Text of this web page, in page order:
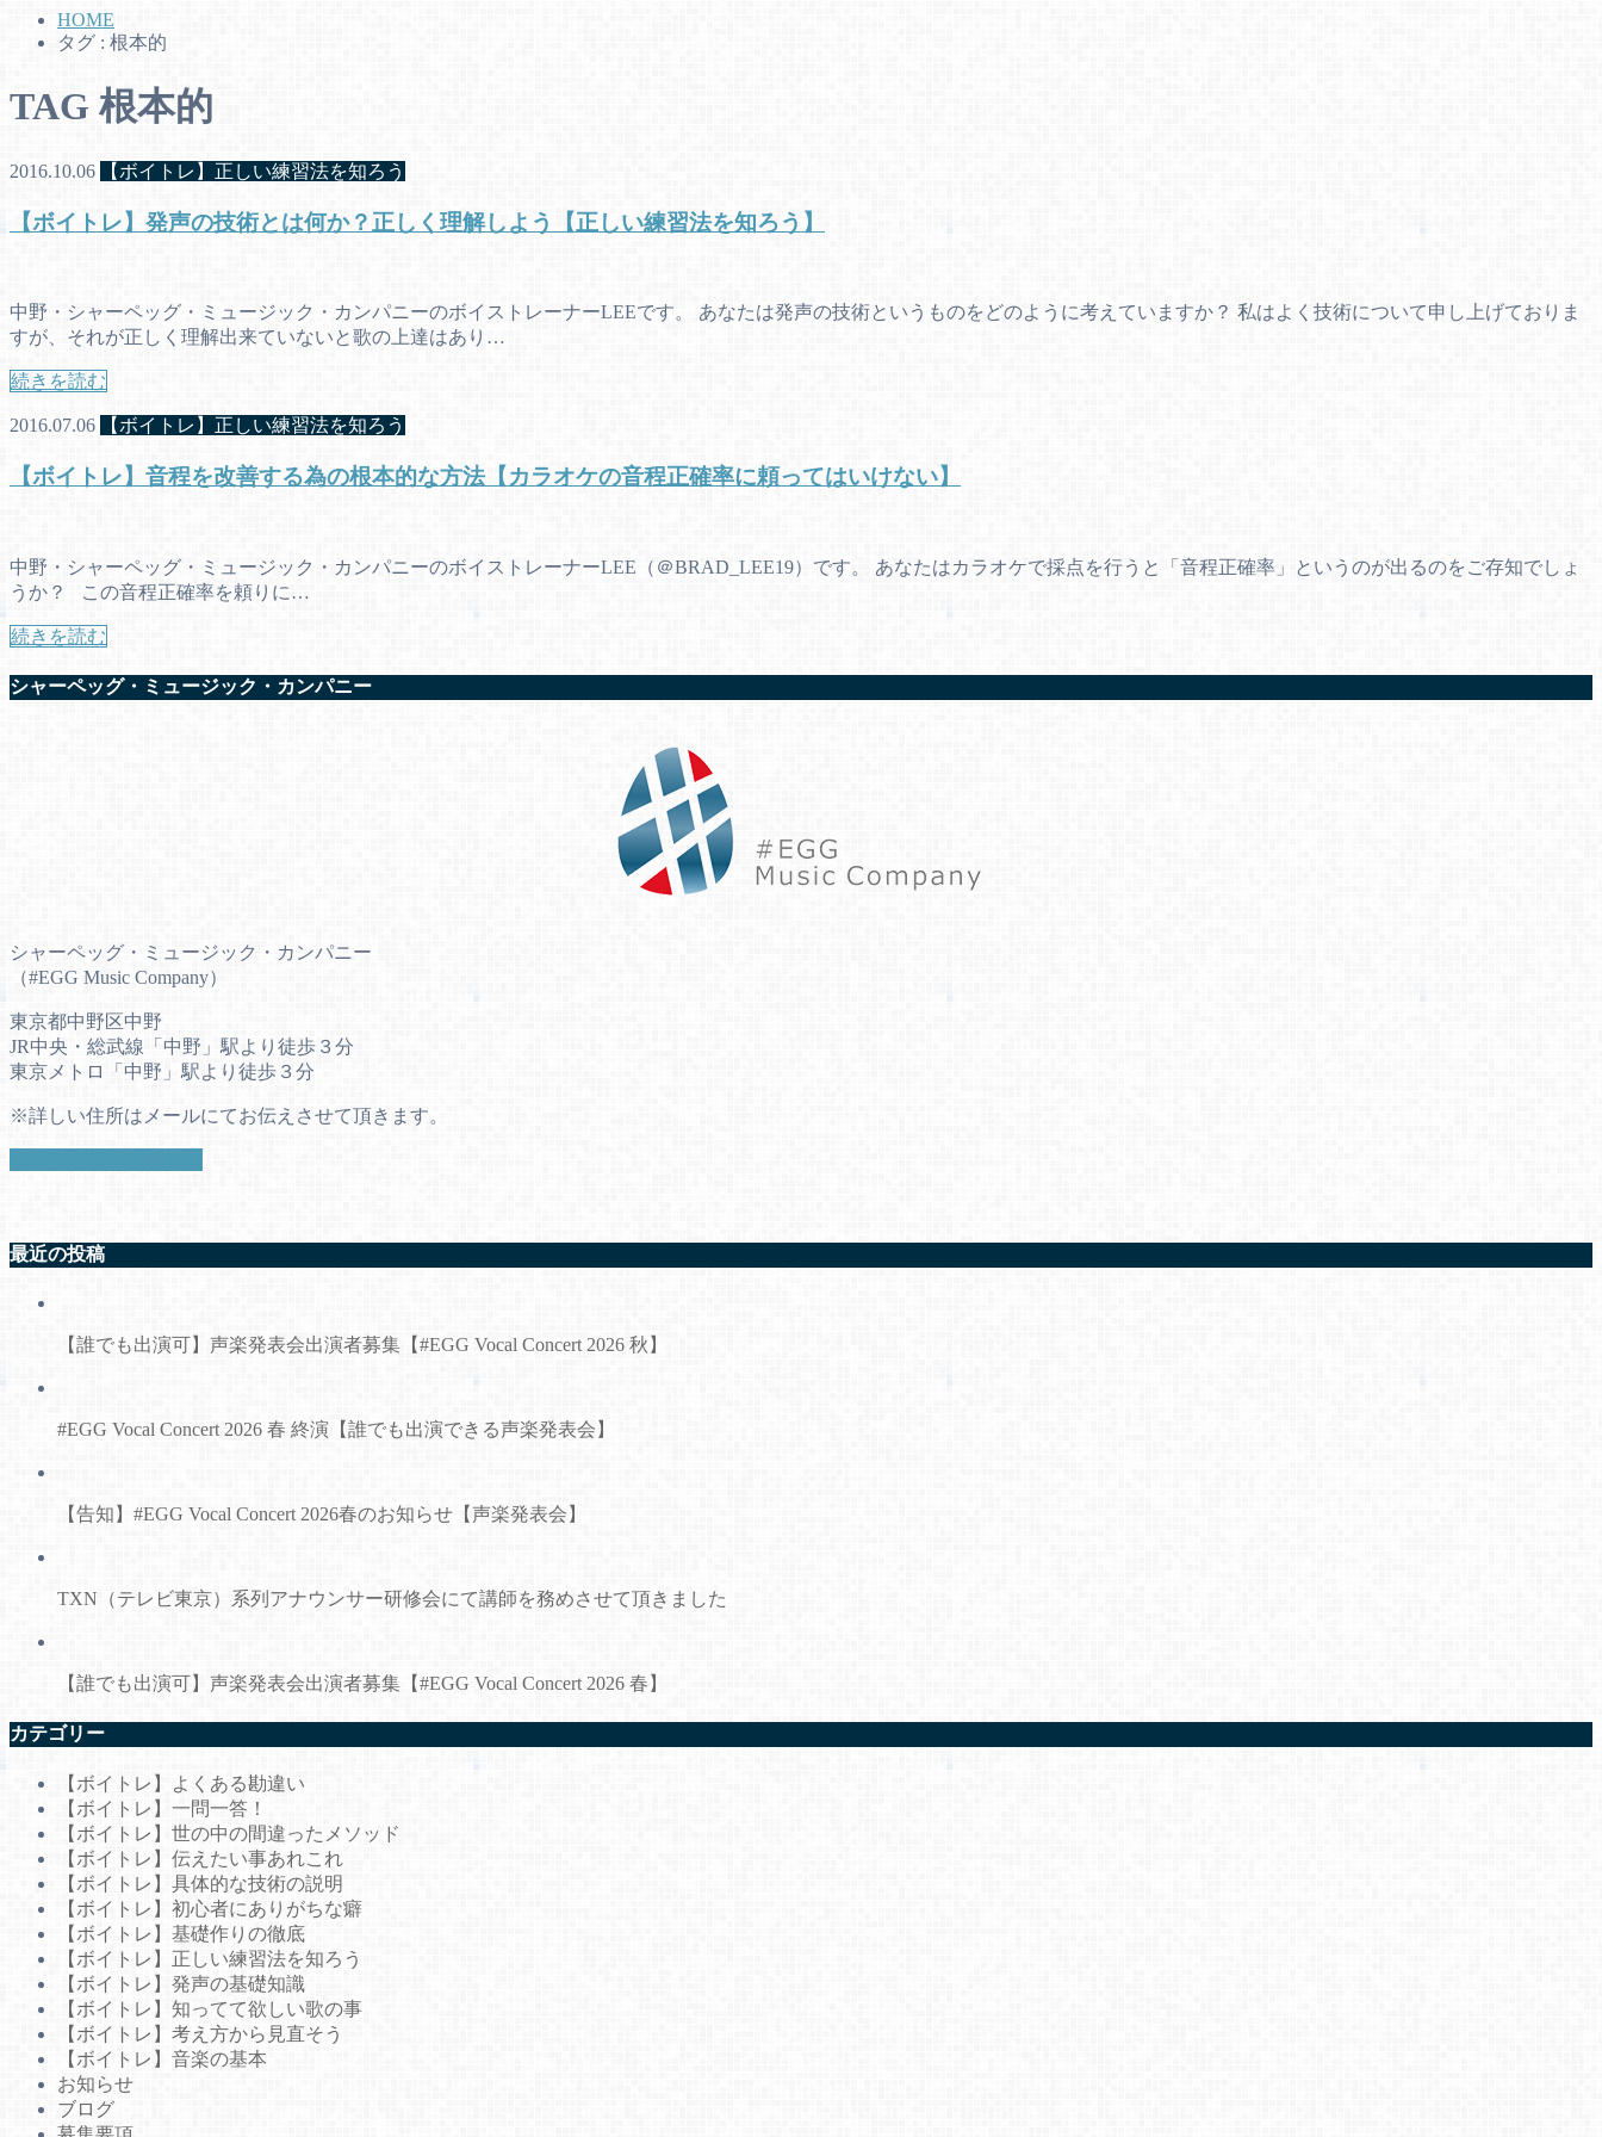
HOME
タグ : 根本的
TAG 根本的
2016.10.06 【ボイトレ】正しい練習法を知ろう
【ボイトレ】発声の技術とは何か？正しく理解しよう【正しい練習法を知ろう】
中野・シャーペッグ・ミュージック・カンパニーのボイストレーナーLEEです。 あなたは発声の技術というものをどのように考えていますか？ 私はよく技術について申し上げておりま
すが、それが正しく理解出来ていないと歌の上達はあり…
続きを読む
2016.07.06 【ボイトレ】正しい練習法を知ろう
【ボイトレ】音程を改善する為の根本的な方法【カラオケの音程正確率に頼ってはいけない】
中野・シャーペッグ・ミュージック・カンパニーのボイストレーナーLEE（＠BRAD_LEE19）です。 あなたはカラオケで採点を行うと「音程正確率」というのが出るのをご存知でしょ
うか？ この音程正確率を頼りに…
続きを読む
シャーペッグ・ミュージック・カンパニー
シャーペッグ・ミュージック・カンパニー
（#EGG Music Company）
東京都中野区中野
JR中央・総武線「中野」駅より徒歩３分
東京メトロ「中野」駅より徒歩３分
※詳しい住所はメールにてお伝えさせて頂きます。
最近の投稿
【誰でも出演可】声楽発表会出演者募集【#EGG Vocal Concert 2026 秋】
#EGG Vocal Concert 2026 春 終演【誰でも出演できる声楽発表会】
【告知】#EGG Vocal Concert 2026春のお知らせ【声楽発表会】
TXN（テレビ東京）系列アナウンサー研修会にて講師を務めさせて頂きました
【誰でも出演可】声楽発表会出演者募集【#EGG Vocal Concert 2026 春】
カテゴリー
【ボイトレ】よくある勘違い
【ボイトレ】一問一答！
【ボイトレ】世の中の間違ったメソッド
【ボイトレ】伝えたい事あれこれ
【ボイトレ】具体的な技術の説明
【ボイトレ】初心者にありがちな癖
【ボイトレ】基礎作りの徹底
【ボイトレ】正しい練習法を知ろう
【ボイトレ】発声の基礎知識
【ボイトレ】知ってて欲しい歌の事
【ボイトレ】考え方から見直そう
【ボイトレ】音楽の基本
お知らせ
ブログ